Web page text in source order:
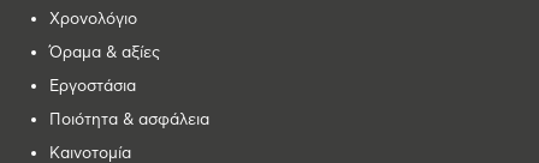
Χρονολόγιο
Όραμα & αξίες
Εργοστάσια
Ποιότητα & ασφάλεια
Καινοτομία